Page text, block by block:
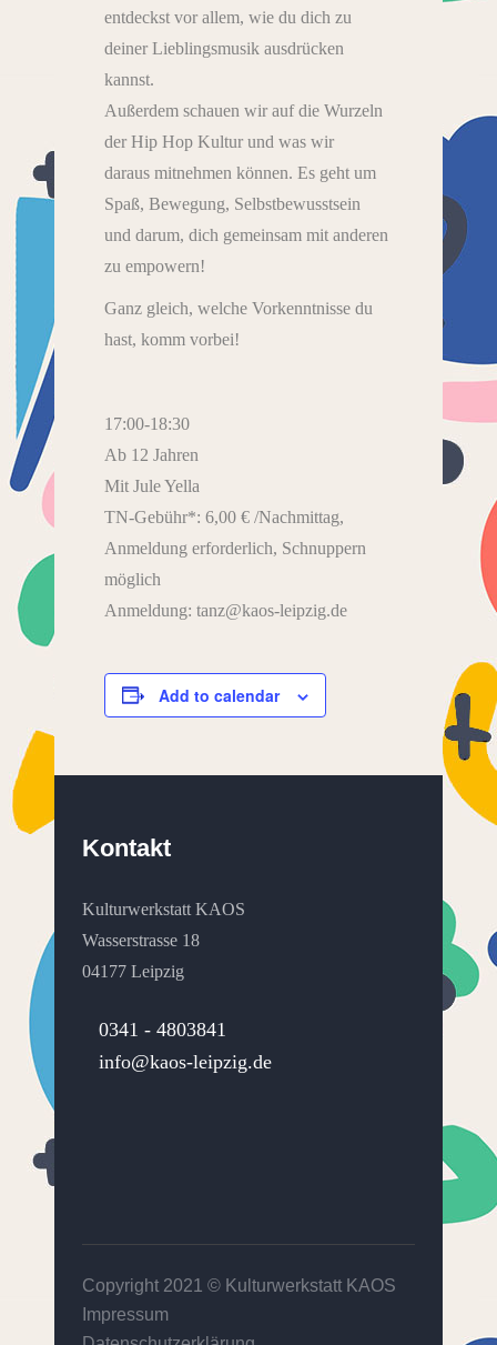
entdeckst vor allem, wie du dich zu
deiner Lieblingsmusik ausdrücken
kannst.
Außerdem schauen wir auf die Wurzeln
der Hip Hop Kultur und was wir
daraus mitnehmen können. Es geht um
Spaß, Bewegung, Selbstbewusstsein
und darum, dich gemeinsam mit anderen
zu empowern!
Ganz gleich, welche Vorkenntnisse du
hast, komm vorbei!
17:00-18:30
Ab 12 Jahren
Mit Jule Yella
TN-Gebühr*: 6,00 € /Nachmittag,
Anmeldung erforderlich, Schnuppern
möglich
Anmeldung: tanz@kaos-leipzig.de
Add to calendar
Kontakt
Kulturwerkstatt KAOS
Wasserstrasse 18
04177 Leipzig
0341 - 4803841
info@kaos-leipzig.de
Copyright 2021 © Kulturwerkstatt KAOS
Impressum